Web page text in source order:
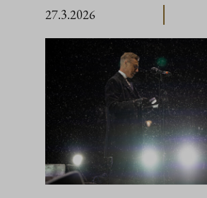
27.3.2026